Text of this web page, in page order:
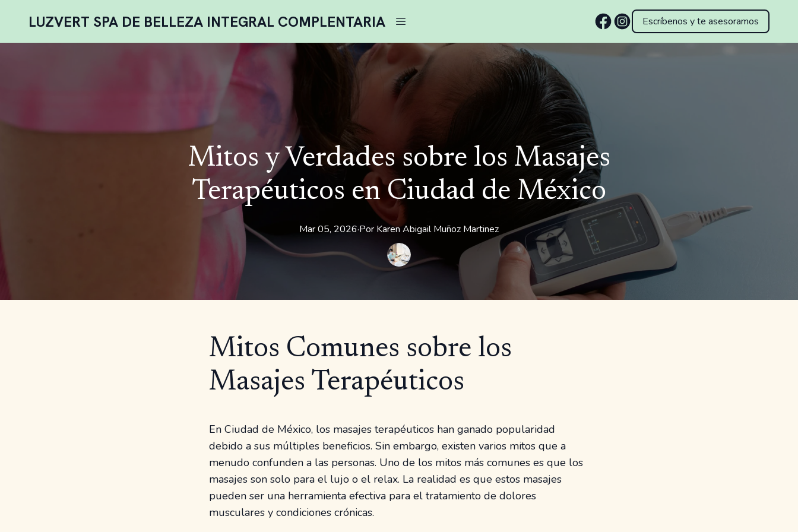
LUZVERT SPA DE BELLEZA INTEGRAL COMPLENTARIA Escríbenos y te asesoramos
Mitos y Verdades sobre los Masajes
Terapéuticos en Ciudad de México
Mar 05, 2026·Por KarenAbigail Muñoz Martinez
Mitos Comunes sobre los
Masajes Terapéuticos
En Ciudad de México, los masajes terapéuticos han ganado popularidad
debido a sus múltiples beneficios. Sin embargo, existen varios mitos que a
menudo confunden a las personas. Uno de los mitos más comunes es que los
masajes son solo para el lujo o el relax. La realidad es que estos masajes
pueden ser una herramienta efectiva para el tratamiento de dolores
musculares y condiciones crónicas.